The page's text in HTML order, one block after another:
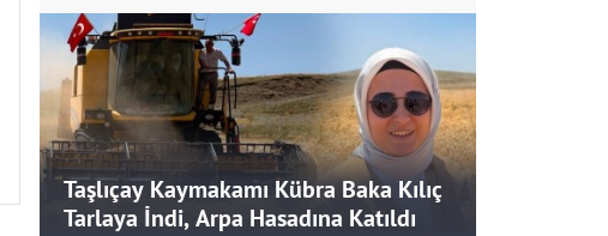
Taşlıçay Kaymakamı Kübra Baka Kılıç
Tarlaya İndi, Arpa Hasadına Katıldı